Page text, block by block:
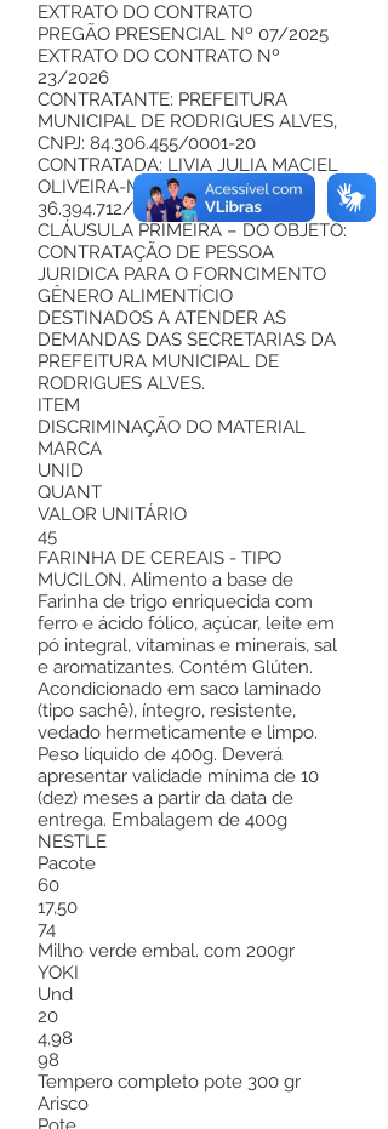
EXTRATO DO CONTRATO
PREGÃO PRESENCIAL Nº 07/2025
EXTRATO DO CONTRATO Nº
23/2026
CONTRATANTE: PREFEITURA
MUNICIPAL DE RODRIGUES ALVES,
CNPJ: 84.306.455/0001-20
CONTRATADA: LIVIA JULIA MACIEL
OLIVEIRA-ME, inscrita pelo CNPJ:
36.394.712/0001-80
CLÁUSULA PRIMEIRA – DO OBJETO:
CONTRATAÇÃO DE PESSOA
JURIDICA PARA O FORNCIMENTO
GÊNERO ALIMENTÍCIO
DESTINADOS A ATENDER AS
DEMANDAS DAS SECRETARIAS DA
PREFEITURA MUNICIPAL DE
RODRIGUES ALVES.
ITEM
DISCRIMINAÇÃO DO MATERIAL
MARCA
UNID
QUANT
VALOR UNITÁRIO
45
FARINHA DE CEREAIS - TIPO
MUCILON. Alimento a base de
Farinha de trigo enriquecida com
ferro e ácido fólico, açúcar, leite em
pó integral, vitaminas e minerais, sal
e aromatizantes. Contém Glúten.
Acondicionado em saco laminado
(tipo sachê), íntegro, resistente,
vedado hermeticamente e limpo.
Peso líquido de 400g. Deverá
apresentar validade mínima de 10
(dez) meses a partir da data de
entrega. Embalagem de 400g
NESTLE
Pacote
60
17,50
74
Milho verde embal. com 200gr
YOKI
Und
20
4,98
98
Tempero completo pote 300 gr
Arisco